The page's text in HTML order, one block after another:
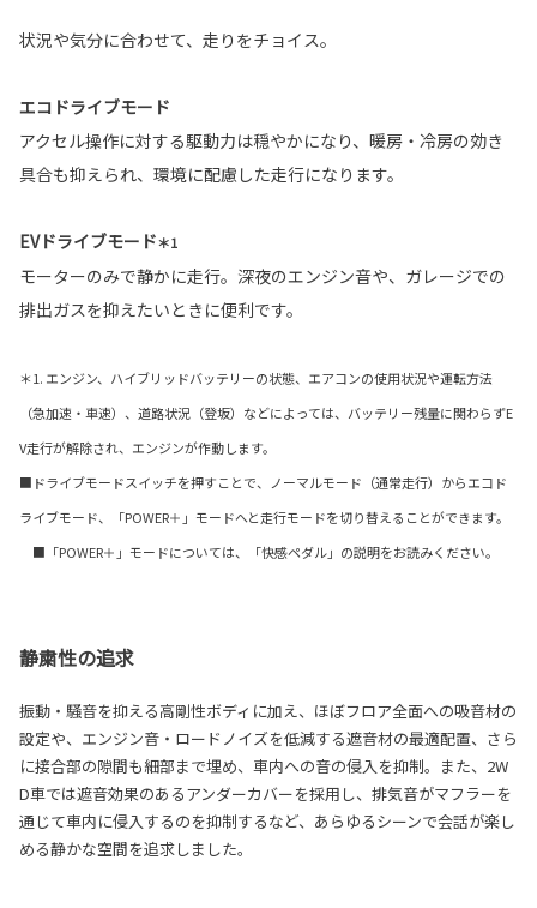
状況や気分に合わせて、走りをチョイス。
エコドライブモード
アクセル操作に対する駆動力は穏やかになり、暖房・冷房の効き
具合も抑えられ、環境に配慮した走行になります。
EVドライブモード＊1
モーターのみで静かに走行。深夜のエンジン音や、ガレージでの
排出ガスを抑えたいときに便利です。
＊1. エンジン、ハイブリッドバッテリーの状態、エアコンの使用状況や運転方法
（急加速・車速）、道路状況（登坂）などによっては、バッテリー残量に関わらずE
V走行が解除され、エンジンが作動します。
■ドライブモードスイッチを押すことで、ノーマルモード（通常走行）からエコド
ライブモード、「POWER＋」モードへと走行モードを切り替えることができます。
■「POWER＋」モードについては、「快感ペダル」の説明をお読みください。
静粛性の追求
振動・騒音を抑える高剛性ボディに加え、ほぼフロア全面への吸音材の
設定や、エンジン音・ロードノイズを低減する遮音材の最適配置、さら
に接合部の隙間も細部まで埋め、車内への音の侵入を抑制。また、2W
D車では遮音効果のあるアンダーカバーを採用し、排気音がマフラーを
通じて車内に侵入するのを抑制するなど、あらゆるシーンで会話が楽し
める静かな空間を追求しました。